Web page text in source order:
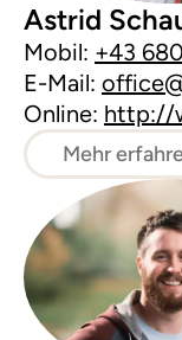
Astrid
Mobil: +43
E-Mail:
Online: http://
Mehr